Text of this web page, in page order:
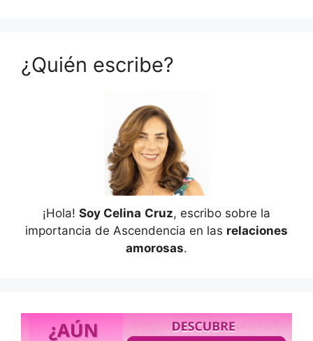
¿Quién escribe?
¡Hola! Soy Celina Cruz, escribo sobre la
importancia de Ascendencia en las relaciones
amorosas.